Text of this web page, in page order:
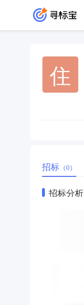
住
招标 （0）
招标分析